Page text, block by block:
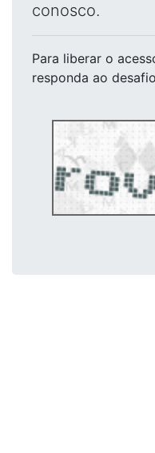
conosco.
Para liberar o
responda ao